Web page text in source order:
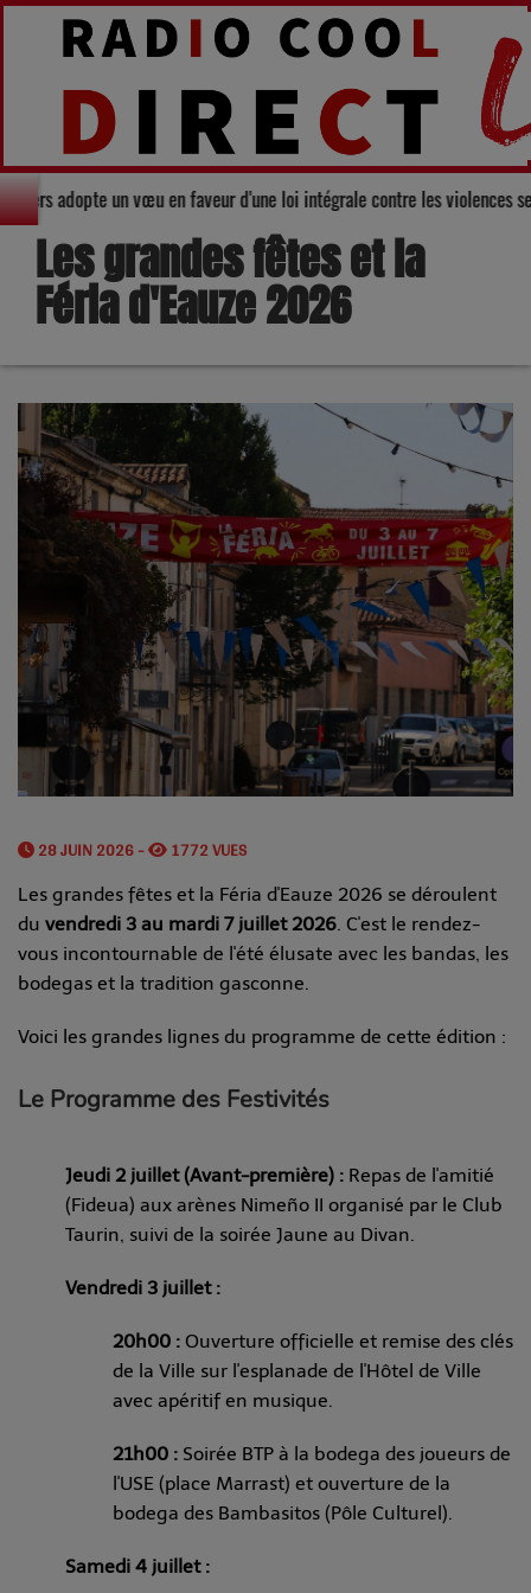
départemental du Gers adopte un vœu en faveur d'une loi intégrale
Les grandes fêtes et la
Féria d'Eauze 2026
28 JUIN 2026 - 1772 VUES
Les grandes fêtes et la Féria d'Eauze 2026 se déroulent
du vendredi 3 au mardi 7 juillet 2026. C'est le rendez-
vous incontournable de l'été élusate avec les bandas, les
bodegas et la tradition gasconne.
Voici les grandes lignes du programme de cette édition :
Le Programme des Festivités
Jeudi 2 juillet (Avant-première) : Repas de l'amitié
(Fideua) aux arènes Nimeño II organisé par le Club
Taurin, suivi de la soirée Jaune au Divan.
Vendredi 3 juillet :
20h00 : Ouverture officielle et remise des clés
de la Ville sur l'esplanade de l'Hôtel de Ville
avec apéritif en musique.
21h00 : Soirée BTP à la bodega des joueurs de
l'USE (place Marrast) et ouverture de la
bodega des Bambasitos (Pôle Culturel).
Samedi 4 juillet :